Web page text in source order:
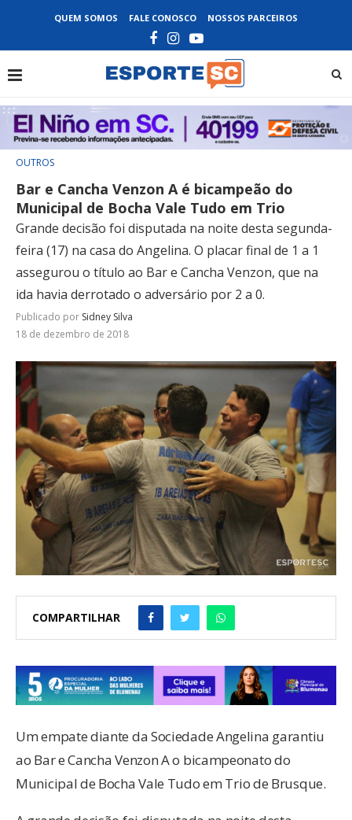
QUEM SOMOS FALE CONOSCO NOSSOS PARCEIROS
OUTROS
Bar e Cancha Venzon A é bicampeão do
Municipal de Bocha Vale Tudo em Trio
Grande decisão foi disputada na noite desta segunda-
feira (17) na casa do Angelina. O placar final de 1 a 1
assegurou o título ao Bar e Cancha Venzon, que na
ida havia derrotado o adversário por 2 a 0.
Publicado por Sidney Silva
18 de dezembro de 2018
COMPARTILHAR
Um empate diante da Sociedade Angelina garantiu
ao Bar e Cancha Venzon A o bicampeonato do
Municipal de Bocha Vale Tudo em Trio de Brusque.